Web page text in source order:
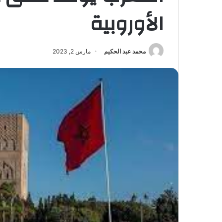
الأوروبية
محمد عبد الحكيم مارس 2, 2023